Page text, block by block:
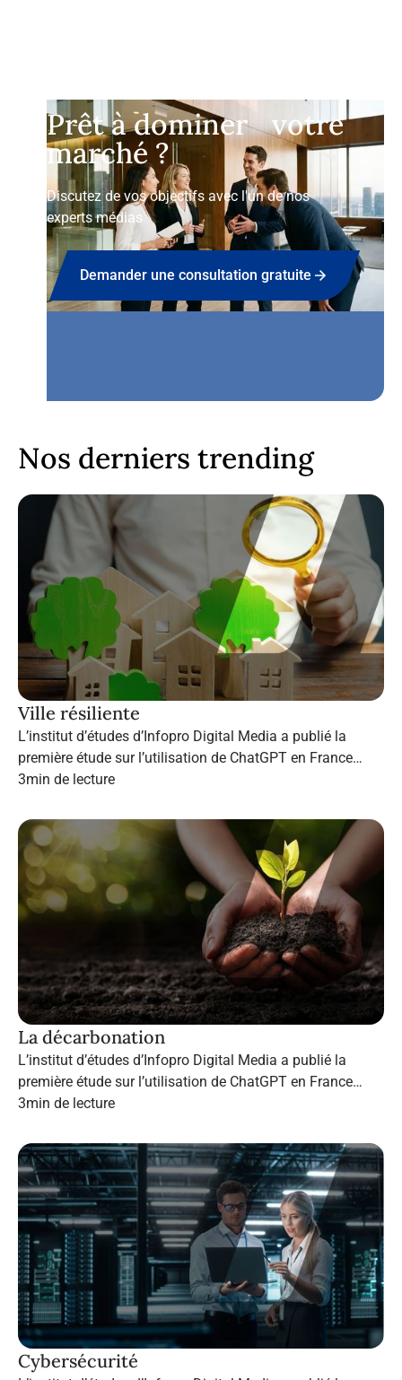
Prêt à dominer votre
marché ?
Discutez de vos objectifs avec l'un de nos
experts médias
Demander une consultation gratuite
Nos derniers trending
Ville résiliente
L’institut d’études d’Infopro Digital Media a publié la
première étude sur l’utilisation de ChatGPT en France
dans le marketing B2B.
3min de lecture
La décarbonation
L’institut d’études d’Infopro Digital Media a publié la
première étude sur l’utilisation de ChatGPT en France
dans le marketing B2B.
3min de lecture
Cybersécurité